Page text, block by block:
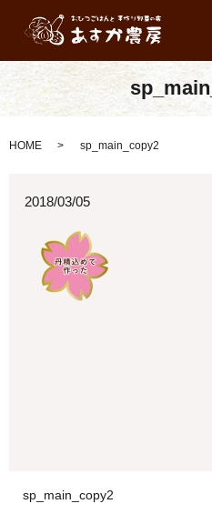
HOME sp_main_copy2
2018/03/05
sp_main_copy2